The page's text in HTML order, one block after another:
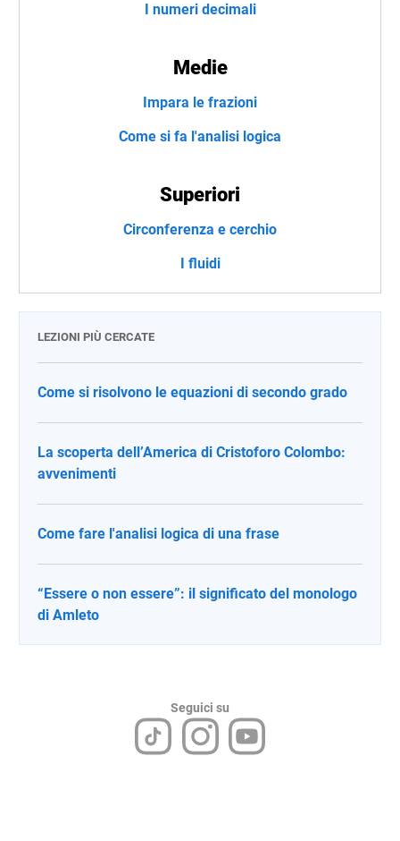
I numeri decimali
Medie
Impara le frazioni
Come si fa l'analisi logica
Superiori
Circonferenza e cerchio
I fluidi
LEZIONI PIÙ CERCATE
Come si risolvono le equazioni di secondo grado
La scoperta dell’America di Cristoforo Colombo:
avvenimenti
Come fare l'analisi logica di una frase
“Essere o non essere”: il significato del monologo
di Amleto
Seguici su